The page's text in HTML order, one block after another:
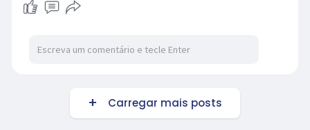
Carregar mais posts